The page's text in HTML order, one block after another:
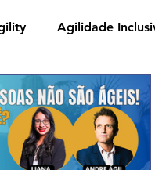
Agilidade
em Produtos
Ageis Agilidade